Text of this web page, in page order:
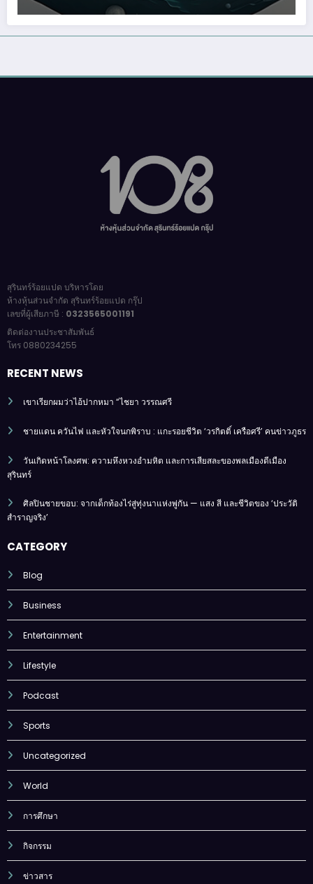
สุรินทร์ร้อยแปด บริหารโดย
ห้างหุ้นส่วนจำกัด สุรินทร์ร้อยแปด กรุ๊ป
เลขที่ผู้เสียภาษี : 0323565001191
ติดต่องานประชาสัมพันธ์
โทร 0880234255
RECENT NEWS
เขาเรียกผมว่าไอ้ปากหมา “ไชยา วรรณศรี
ชายแดน ควันไฟ และหัวใจนกพิราบ : แกะรอยชีวิต ‘วรกิตติ์ เครือศรี’ คนข่าวภูธร
วันเกิดหน้าโลงศพ: ความหึงหวงอำมหิต และการเสียสละของพลเมืองดีเมือง
สุรินทร์
ศิลปินชายขอบ: จากเด็กท้องไร่สู่ทุ่งนาแห่งพู่กัน — แสง สี และชีวิตของ ‘ประวัติ
สำราญจริง’
CATEGORY
Blog
Business
Entertainment
Lifestyle
Podcast
Sports
Uncategorized
World
การศึกษา
กิจกรรม
ข่าวสาร